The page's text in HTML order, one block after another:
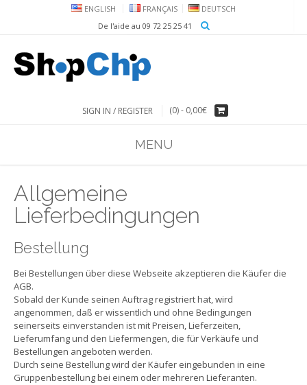
ENGLISH FRANÇAIS
DEUTSCH
De l'aide au 09 72 25 25 41
SIGN IN / REGISTER (0) - 0,00€
MENU
Allgemeine
Lieferbedingungen
Bestellung
Bei Bestellungen über diese Webseite akzeptieren die Käufer die
AGB.
Sobald der Kunde seinen Auftrag registriert hat, wird
angenommen, daß er wissentlich und ohne Bedingungen
seinerseits einverstanden ist mit Preisen, Lieferzeiten,
Lieferumfang und den Liefermengen, die für Verkäufe und
Bestellungen angeboten werden.
Durch seine Bestellung wird der Käufer eingebunden in eine
Gruppenbestellung bei einem oder mehreren Lieferanten.